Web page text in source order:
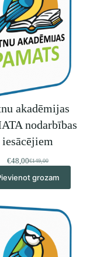
akadēmijas
nodarbības
iesācējiem
€149,00
Original
price
was:
€48,00Current
price
is:
grozam